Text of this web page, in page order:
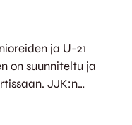
ja U-21
on suunniteltu ja
JJK:n